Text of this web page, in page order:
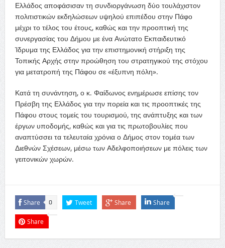
Ελλάδος αποφάσισαν τη συνδιοργάνωση δύο τουλάχιστον
πολιτιστικών εκδηλώσεων υψηλού επιπέδου στην Πάφο
μέχρι το τέλος του έτους, καθώς και την προοπτική της
συνεργασίας του Δήμου με ένα Ανώτατο Εκπαιδευτικό
Ίδρυμα της Ελλάδος για την επιστημονική στήριξη της
Τοπικής Αρχής στην προώθηση του στρατηγικού της στόχου
για μετατροπή της Πάφου σε «έξυπνη πόλη».
Κατά τη συνάντηση, ο κ. Φαίδωνος ενημέρωσε επίσης τον
Πρέσβη της Ελλάδος για την πορεία και τις προοπτικές της
Πάφου στους τομείς του τουρισμού, της ανάπτυξης και των
έργων υποδομής, καθώς και για τις πρωτοβουλίες που
αναπτύσσει τα τελευταία χρόνια ο Δήμος στον τομέα των
Διεθνών Σχέσεων, μέσω των Αδελφοποιήσεων με πόλεις των
γειτονικών χωρών.
Share 0 Tweet Share Share
Share